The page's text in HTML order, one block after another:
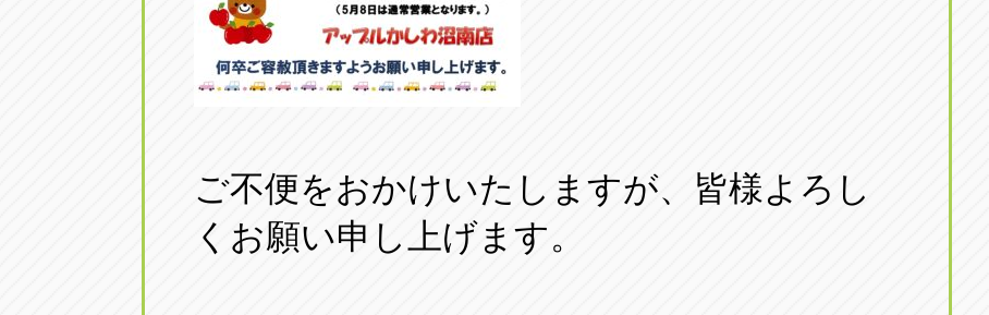
ご不便をおかけいたしますが、皆様よろし
くお願い申し上げます。